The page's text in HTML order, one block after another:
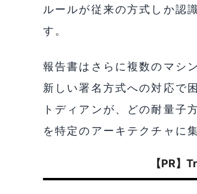
ルールが従来の方式しか認
す。
報告書はさらに複数のマシ
新しい署名方式への対応で
トディアンが、どの耐量子
を特定のアーキテクチャに
【PR】